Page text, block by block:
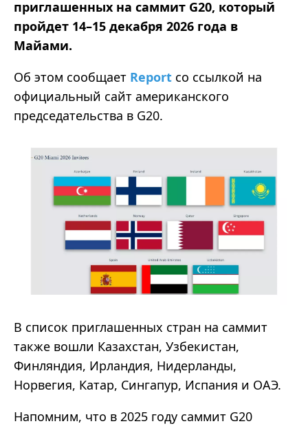
приглашенных на саммит G20, который
пройдет 14–15 декабря 2026 года в
Майами.
Об этом сообщает Report со ссылкой на
официальный сайт американского
председательства в G20.
В список приглашенных стран на саммит
также вошли Казахстан, Узбекистан,
Финляндия, Ирландия, Нидерланды,
Норвегия, Катар, Сингапур, Испания и ОАЭ.
Напомним, что в 2025 году саммит G20